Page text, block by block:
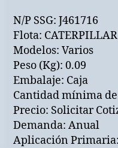
N/P SSG: J461716
Flota: CATERPILLAR
Modelos: Varios
Peso (Kg): 0.09
Embalaje: Caja
Cantidad mínima
Precio: Solicitar
Demanda: Anual
Aplicación Primaria: